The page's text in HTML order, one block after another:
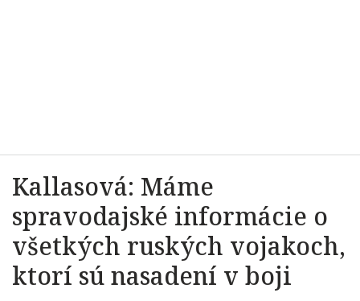
Kallasová: Máme
spravodajské informácie o
všetkých ruských vojakoch,
ktorí sú nasadení v boji